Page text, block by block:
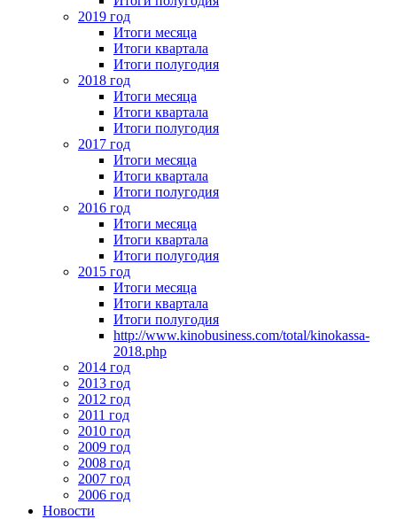
2019 год
Итоги месяца
Итоги квартала
Итоги полугодия
2018 год
Итоги месяца
Итоги квартала
Итоги полугодия
2017 год
Итоги месяца
Итоги квартала
Итоги полугодия
2016 год
Итоги месяца
Итоги квартала
Итоги полугодия
2015 год
Итоги месяца
Итоги квартала
Итоги полугодия
http://www.kinobusiness.com/total/kinokassa-
2018.php
2014 год
2013 год
2012 год
2011 год
2010 год
2009 год
2008 год
2007 год
2006 год
Новости